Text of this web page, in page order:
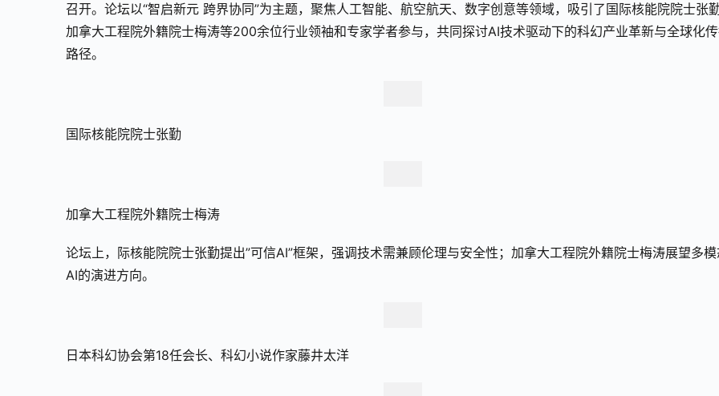
召开。论坛以“智启新元 跨界协同”为主题，聚焦人工智能、航空航天、数字创意等领域，吸引了国际核能院院士张
加拿大工程院外籍院士梅涛等200余位行业领袖和专家学者参与，共同探讨AI技术驱动下的科幻产业革新与全球化
路径。
国际核能院院士张勤
加拿大工程院外籍院士梅涛
论坛上，际核能院院士张勤提出”可信AI”框架，强调技术需兼顾伦理与安全性；加拿大工程院外籍院士梅涛展望多
AI的演进方向。
日本科幻协会第18任会长、科幻小说作家藤井太洋